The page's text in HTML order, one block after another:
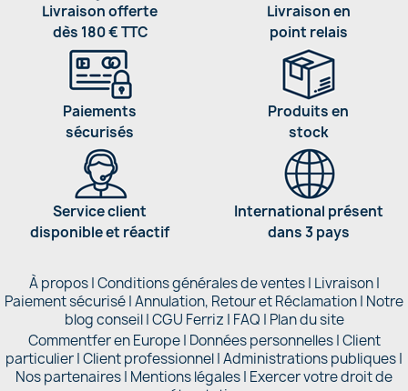
Livraison offerte
dès 180 € TTC
Livraison en
point relais
Paiements
sécurisés
Produits en
stock
Service client
disponible et réactif
International présent
dans 3 pays
À propos|Conditions générales de ventes| Livraison|
Paiement sécurisé|Annulation, Retour et Réclamation| Notre
blog conseil|CGU Ferriz | FAQ | Plan du site
Commentfer en Europe| Données personnelles|Client
particulier|Client professionnel|Administrations publiques|
Nos partenaires | Mentions légales| Exercer votre droit de